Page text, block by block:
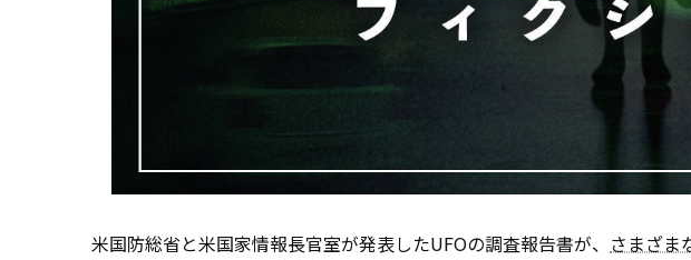
米国防総省と米国家情報長官室が発表したUFOの調査報告書が、 さまざま